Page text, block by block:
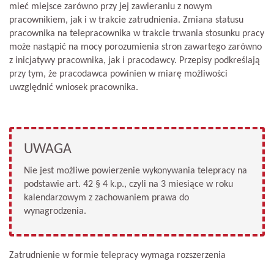
mieć miejsce zarówno przy jej zawieraniu z nowym
pracownikiem, jak i w trakcie zatrudnienia. Zmiana statusu
pracownika na telepracownika w trakcie trwania stosunku pracy
może nastąpić na mocy porozumienia stron zawartego zarówno
z inicjatywy pracownika, jak i pracodawcy. Przepisy podkreślają
przy tym, że pracodawca powinien w miarę możliwości
uwzględnić wniosek pracownika.
UWAGA
Nie jest możliwe powierzenie wykonywania telepracy na
podstawie art. 42 § 4 k.p., czyli na 3 miesiące w roku
kalendarzowym z zachowaniem prawa do
wynagrodzenia.
Zatrudnienie w formie telepracy wymaga rozszerzenia